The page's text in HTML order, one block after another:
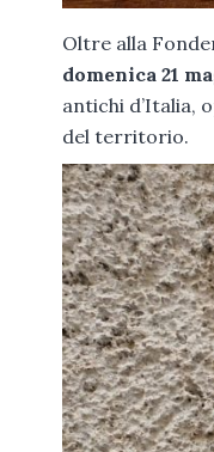
Oltre alla
domenica 21
antichi d’Italia,
del territorio.